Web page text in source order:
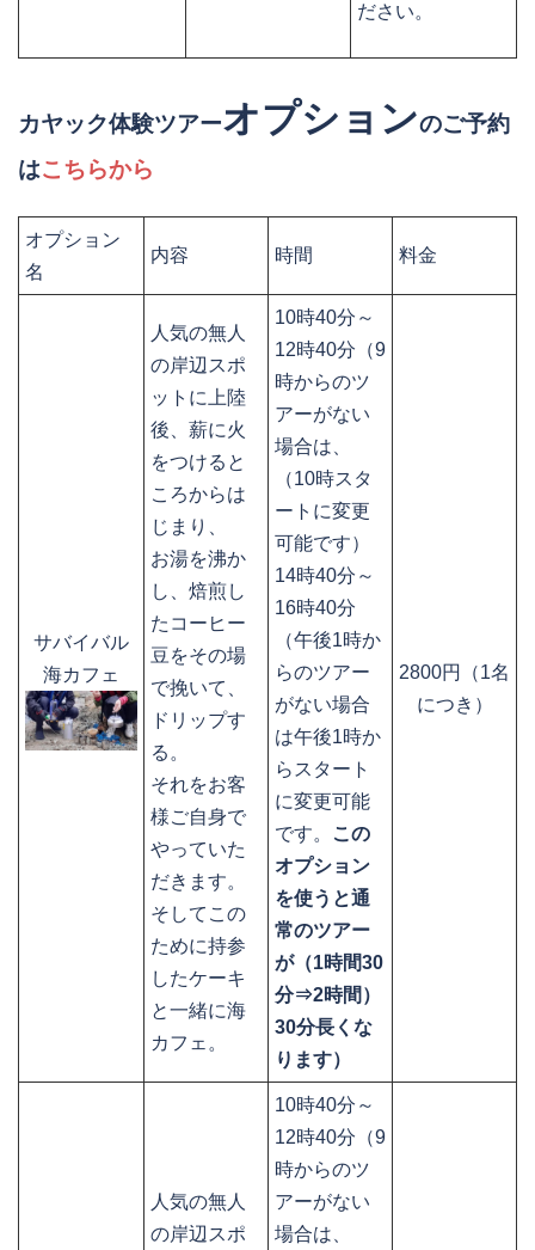
ださい。
カヤック体験ツアーオプションのご予約
はこちらから
オプション
名
内容 時間 料金
サバイバル
海カフェ
人気の無人
の岸辺スポ
ットに上陸
後、薪に火
をつけると
ころからは
じまり、
お湯を沸か
し、焙煎し
たコーヒー
豆をその場
で挽いて、
ドリップす
る。
それをお客
様ご自身で
やっていた
だきます。
そしてこの
ために持参
したケーキ
と一緒に海
カフェ。
10時40分～
12時40分（9
時からのツ
アーがない
場合は、
（10時スタ
ートに変更
可能です）
14時40分～
16時40分
（午後1時か
らのツアー
がない場合
は午後1時か
らスタート
に変更可能
です。
この
オプション
を使うと通
常のツアー
が（1時間30
分⇒2時間）
30分長くな
ります）
2800円（1名
につき）
人気の無人
の岸辺スポ
10時40分～
12時40分（9
時からのツ
アーがない
場合は、